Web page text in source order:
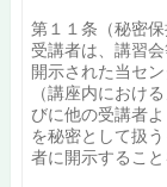
第１１条（秘密保
受講者は、講習
開示された当セ
（講座内におけ
びに他の受講者
を秘密として扱
者に開示すること